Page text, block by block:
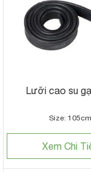
Lưỡi cao su
Size: 105cm
Xem Chi